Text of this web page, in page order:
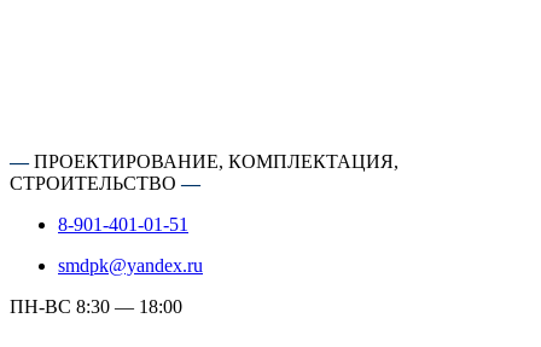
—ПРОЕКТИРОВАНИЕ, КОМПЛЕКТАЦИЯ,
СТРОИТЕЛЬСТВО—
8-901-401-01-51
smdpk@yandex.ru
ПН-ВС 8:30 — 18:00